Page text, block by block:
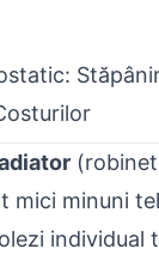
mici minuni
individual